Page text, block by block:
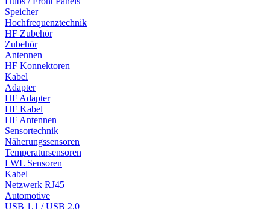
Speicher
Hochfrequenztechnik
HF Zubehör
Zubehör
Antennen
HF Konnektoren
Kabel
Adapter
HF Adapter
HF Kabel
HF Antennen
Sensortechnik
Näherungssensoren
Temperatursensoren
LWL Sensoren
Kabel
Netzwerk RJ45
Automotive
USB 1.1 / USB 2.0